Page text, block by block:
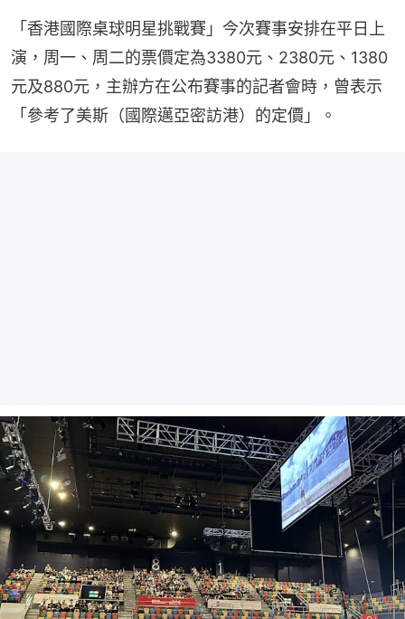
「香港國際桌球明星挑戰賽」今次賽事安排在平日上
演，周一、周二的票價定為3380元、2380元、1380
元及880元，主辦方在公布賽事的記者會時，曾表示
「參考了美斯（國際邁亞密訪港）的定價」。